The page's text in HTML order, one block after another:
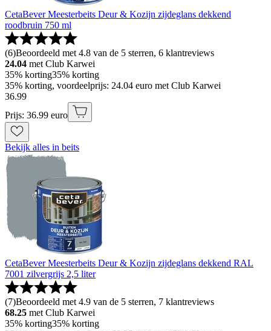
CetaBever Meesterbeits Deur & Kozijn zijdeglans dekkend
roodbruin 750 ml
(6)Beoordeeld met 4.8 van de 5 sterren, 6 klantreviews
24.04 met Club Karwei
35% korting35% korting
35% korting, voordeelprijs: 24.04 euro met Club Karwei
36.99
Prijs: 36.99 euro
Bekijk alles in beits
CetaBever Meesterbeits Deur & Kozijn zijdeglans dekkend RAL
7001 zilvergrijs 2,5 liter
(7)Beoordeeld met 4.9 van de 5 sterren, 7 klantreviews
68.25 met Club Karwei
35% korting35% korting